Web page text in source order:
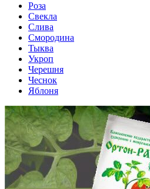
Роза
Свекла
Слива
Смородина
Тыква
Укроп
Черешня
Чеснок
Яблоня